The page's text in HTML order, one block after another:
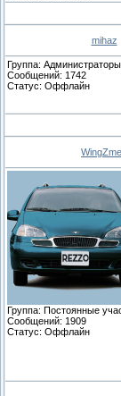
mihaz
Группа: Администраторы
Сообщений: 1742
Статус: Оффлайн
Группа: Постоянные
Сообщений: 1909
Статус: Оффлайн